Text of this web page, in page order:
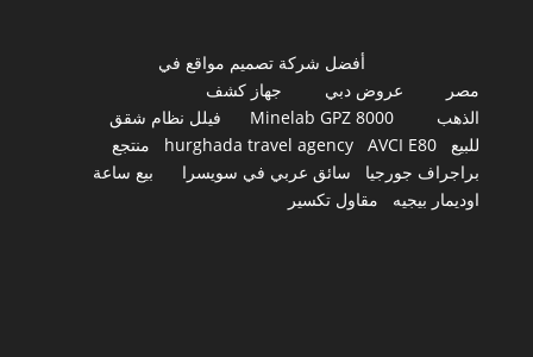
أفضل شركة تصميم مواقع في
مصر
عروض دبي
جهاز كشف
الذهب
Minelab GPZ 8000
فيلل نظام شقق
للبيع
hurghada travel agency AVCI E80
منتجع
براجراف جورجيا
سائق عربي في سويسرا
بيع ساعة
اوديمار بيجيه
مقاول تكسير